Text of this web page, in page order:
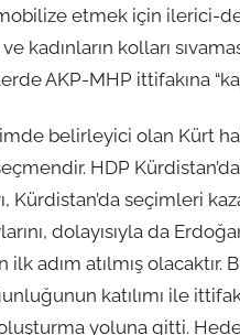
etmek için
kadınların kolları
AKP-MHP ittifakına
belirleyici olan Kürt
HDP
Kürdistan’da seçimleri
dolayısıyla da
adım atılmış
katılımı ile
yoluna gitti.